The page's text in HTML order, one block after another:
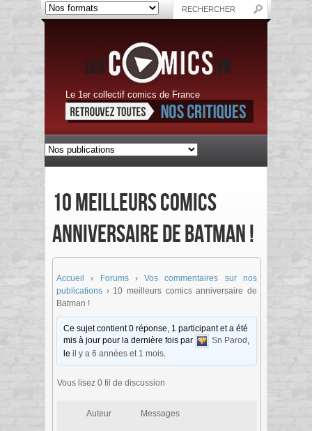
Le 1er collectif comics de France
10 meilleurs comics
anniversaire de Batman !
Accueil › Forums ›
Vos commentaires sur nos
publications › 10 meilleurs comics anniversaire de
Batman !
Ce sujet contient 0 réponse, 1 participant et a été
mis à jour pour la dernière fois par
Sn Parod ,
leil y a 6 années et 1 mois.
Vous lisez 0 fil de discussion
Auteur Messages